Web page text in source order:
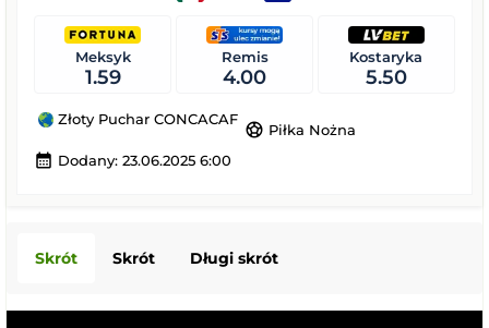
Meksyk
1.59
Remis
4.00
Kostaryka
5.50
Złoty Puchar CONCACAF
sports_soccer Piłka Nożna
calendar_month Dodany: 23.06.2025 6:00
Skrót Skrót Długi skrót